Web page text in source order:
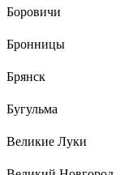
Боровичи
Бронницы
Брянск
Бугульма
Великие Луки